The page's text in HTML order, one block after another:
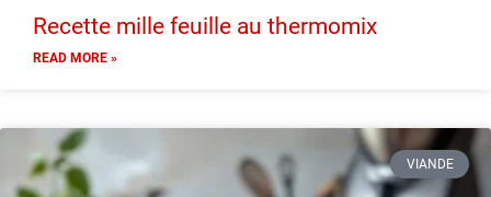
Recette mille feuille au thermomix
READ MORE »
VIANDE